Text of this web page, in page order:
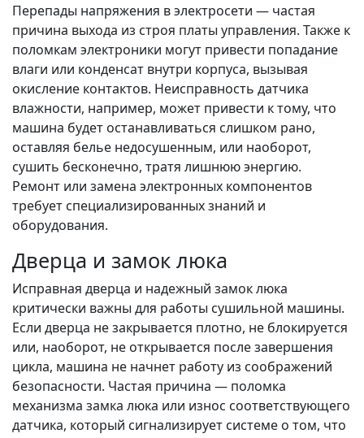
Перепады напряжения в электросети — частая
причина выхода из строя платы управления. Также к
поломкам электроники могут привести попадание
влаги или конденсат внутри корпуса, вызывая
окисление контактов. Неисправность датчика
влажности, например, может привести к тому, что
машина будет останавливаться слишком рано,
оставляя белье недосушенным, или наоборот,
сушить бесконечно, тратя лишнюю энергию.
Ремонт или замена электронных компонентов
требует специализированных знаний и
оборудования.
Дверца и замок люка
Исправная дверца и надежный замок люка
критически важны для работы сушильной машины.
Если дверца не закрывается плотно, не блокируется
или, наоборот, не открывается после завершения
цикла, машина не начнет работу из соображений
безопасности. Частая причина — поломка
механизма замка люка или износ соответствующего
датчика, который сигнализирует системе о том, что